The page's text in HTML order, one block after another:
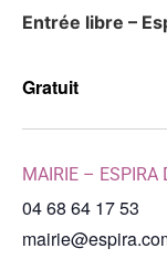
Entrée libre –
Gratuit
MAIRIE – ESPIRA
04 68 64 17 53